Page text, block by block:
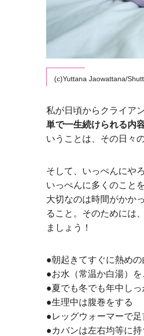
(c)Yuttana Jaowattana/
私が日頃からクライア
単で一生続けられる内容
いうことは、その日々
そして、いっぺんにや
いっぺんに多くのこと
大切なのは時間がかか
ること。そのためには
ましょう！
●朝起きてすぐに熱め
●お水（常温か白湯）
●夏でも冬でも年中し
●生理中は腹巻をする
●レッグウォーマーで足
●カバンは左右均等に持